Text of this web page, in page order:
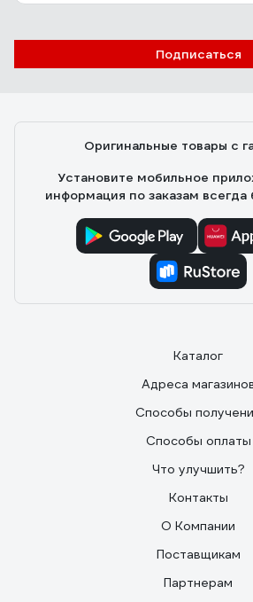
Подписаться
Оригинальные товары с
Установите мобильное
информация по заказам всегда
Каталог
Адреса
Способы
Способы оплаты
Что улучшить?
Контакты
О Компании
Поставщикам
Партнерам